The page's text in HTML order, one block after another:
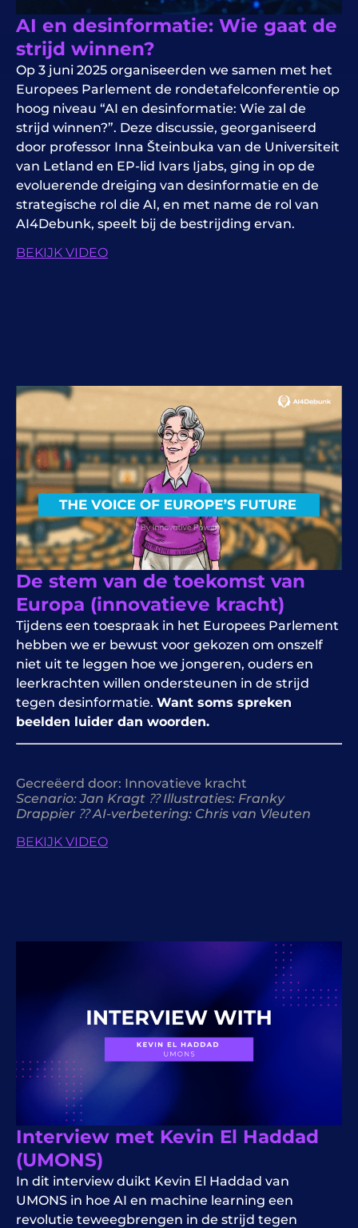
AI en desinformatie: Wie gaat de
strijd winnen?
Op 3 juni 2025 organiseerden we samen met het
Europees Parlement de rondetafelconferentie op
hoog niveau “AI en desinformatie: Wie zal de
strijd winnen?”. Deze discussie, georganiseerd
door professor Inna Šteinbuka van de Universiteit
van Letland en EP-lid Ivars Ijabs, ging in op de
evoluerende dreiging van desinformatie en de
strategische rol die AI, en met name de rol van
AI4Debunk, speelt bij de bestrijding ervan.
BEKIJK VIDEO
De stem van de toekomst van
Europa (innovatieve kracht)
Tijdens een toespraak in het Europees Parlement
hebben we er bewust voor gekozen om onszelf
niet uit te leggen hoe we jongeren, ouders en
leerkrachten willen ondersteunen in de strijd
tegen desinformatie. Want soms spreken
beelden luider dan woorden.
Gecreëerd door: Innovatieve kracht
Scenario: Jan Kragt ⁇ Illustraties: Franky
Drappier ⁇ AI-verbetering: Chris van Vleuten
BEKIJK VIDEO
Interview met Kevin El Haddad
(UMONS)
In dit interview duikt Kevin El Haddad van
UMONS in hoe AI en machine learning een
revolutie teweegbrengen in de strijd tegen